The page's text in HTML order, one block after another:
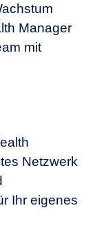
Manager
mit
Netzwerk
Ihr eigenes